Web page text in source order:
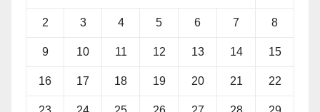
2 3 4 5 6 7 8
9 10 11 12 13 14 15
16 17 18 19 20 21 22